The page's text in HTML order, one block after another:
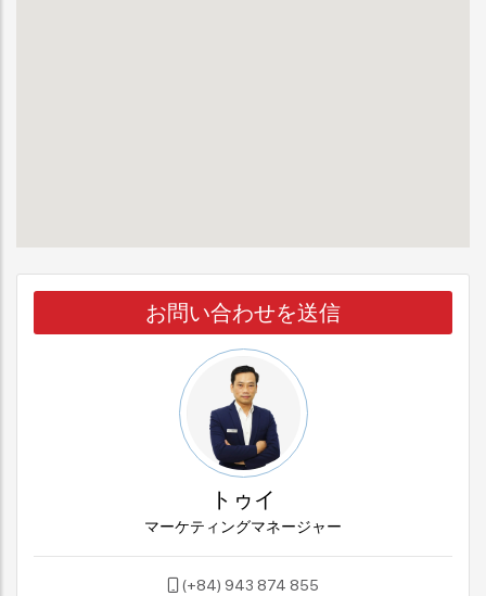
お問い合わせを送信
トゥイ
マーケティングマネージャー
(+84) 943 874 855